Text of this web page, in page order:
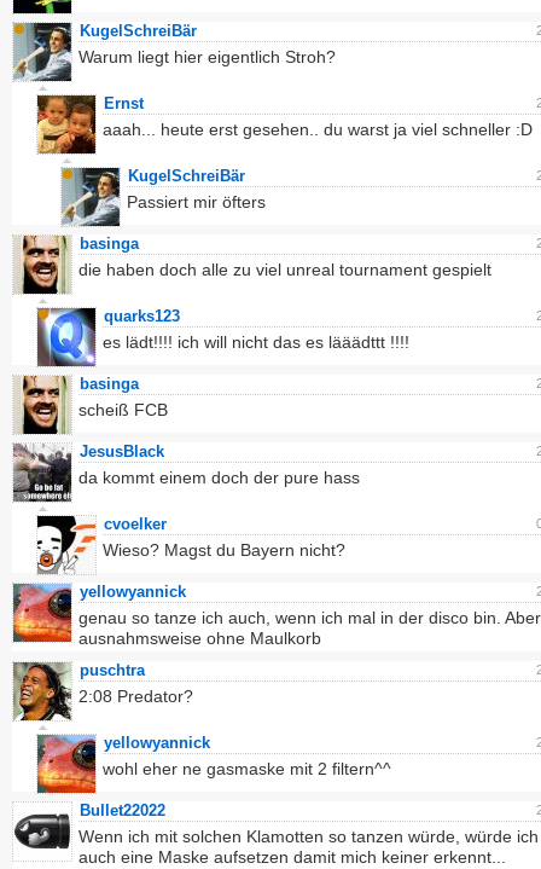
KugelSchreiBär
Warum liegt hier eigentlich Stroh?
Ernst
aaah... heute erst gesehen.. du warst ja viel schneller :D
KugelSchreiBär
Passiert mir öfters
basinga
die haben doch alle zu viel unreal tournament gespielt
quarks123
es lädt!!!! ich will nicht das es lääädttt !!!!
basinga
scheiß FCB
JesusBlack
da kommt einem doch der pure hass
cvoelker
Wieso? Magst du Bayern nicht?
yellowyannick
genau so tanze ich auch, wenn ich mal in der disco bin.
ausnahmsweise ohne Maulkorb
puschtra
2:08 Predator?
yellowyannick
wohl eher ne gasmaske mit 2 filtern^^
Bullet22022
Wenn ich mit solchen Klamotten so tanzen würde, würde
auch eine Maske aufsetzen damit mich keiner erkennt...